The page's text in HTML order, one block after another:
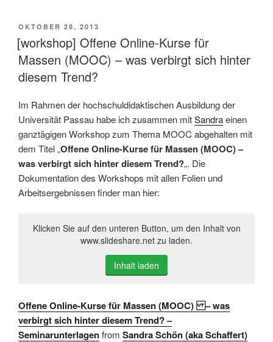
VERÖFFENTLICHT
AM
OKTOBER 28, 2013
[workshop] Offene Online-Kurse für
Massen (MOOC) – was verbirgt sich hinter
diesem Trend?
Im Rahmen der hochschuldidaktischen Ausbildung der
Universität Passau habe ich zusammen mitSandraeinen
ganztägigen Workshop zum Thema MOOC abgehalten mit
dem Titel „Offene Online-Kurse für Massen (MOOC) –
was verbirgt sich hinter diesem Trend?„. Die
Dokumentation des Workshops mit allen Folien und
Arbeitsergebnissen finder man hier:
Klicken Sie auf den unteren Button, um den Inhalt von
www.slideshare.net zu laden.
Inhalt laden
Offene Online-Kurse für Massen (MOOC) – was
verbirgt sich hinter diesem Trend? –
Seminarunterlagenfrom Sandra Schön (aka Schaffert)